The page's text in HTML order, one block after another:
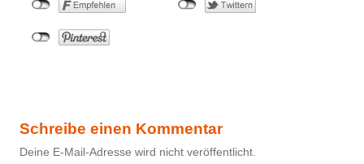
Schreibe einen Kommentar
Deine E-Mail-Adresse wird nicht veröffentlicht.